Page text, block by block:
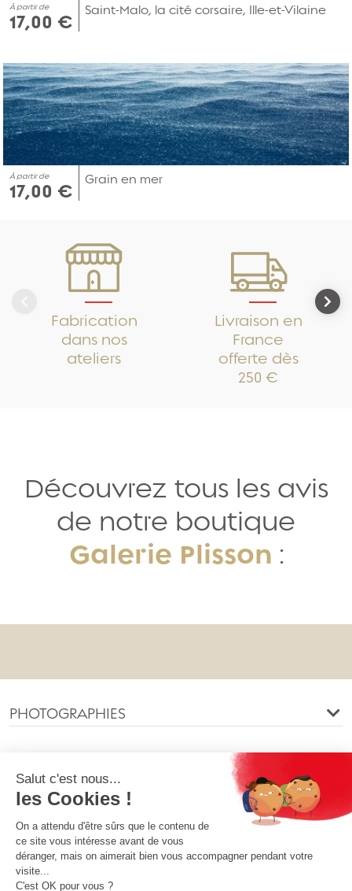
À partir de
17,00 €
Saint-Malo, la cité corsaire, Ille-et-Vilaine
À partir de
17,00 €
Grain en mer
Fabrication
dans nos
ateliers
Livraison en
France
offerte dès
250 €
Découvrez tous les avis
de notre boutique
Galerie Plisson :
PHOTOGRAPHIES
VOTRE COMPTE